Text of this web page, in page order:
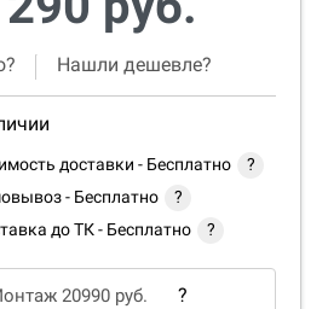
Нашли дешевле?
доставки - Бесплатно
?
- Бесплатно
?
до ТК - Бесплатно ?
20990 руб.
?